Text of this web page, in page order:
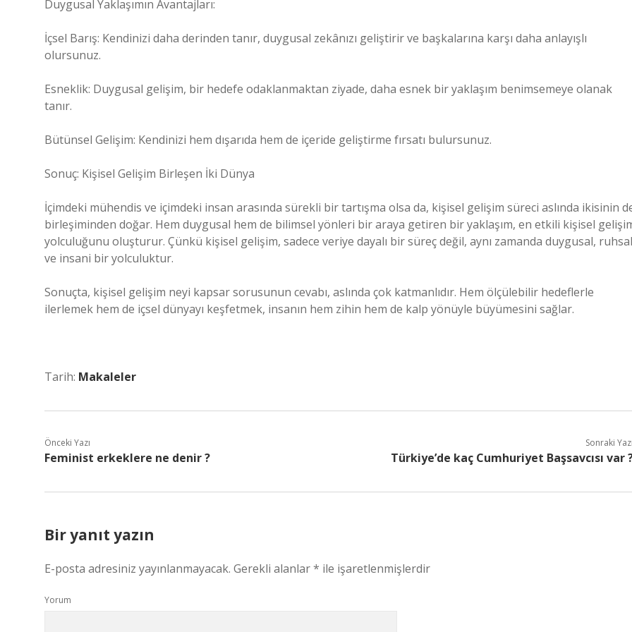
Duygusal Yaklaşımın Avantajları:
İçsel Barış: Kendinizi daha derinden tanır, duygusal zekânızı geliştirir ve başkalarına karşı daha anlayışlı
olursunuz.
Esneklik: Duygusal gelişim, bir hedefe odaklanmaktan ziyade, daha esnek bir yaklaşım benimsemeye olanak
tanır.
Bütünsel Gelişim: Kendinizi hem dışarıda hem de içeride geliştirme fırsatı bulursunuz.
Sonuç: Kişisel Gelişim Birleşen İki Dünya
İçimdeki mühendis ve içimdeki insan arasında sürekli bir tartışma olsa da, kişisel gelişim süreci aslında ikisinin
birleşiminden doğar. Hem duygusal hem de bilimsel yönleri bir araya getiren bir yaklaşım, en etkili kişisel
yolculuğunu oluşturur. Çünkü kişisel gelişim, sadece veriye dayalı bir süreç değil, aynı zamanda duygusal, ruhsal
ve insani bir yolculuktur.
Sonuçta, kişisel gelişim neyi kapsar sorusunun cevabı, aslında çok katmanlıdır. Hem ölçülebilir hedeflerle
ilerlemek hem de içsel dünyayı keşfetmek, insanın hem zihin hem de kalp yönüyle büyümesini sağlar.
Tarih: Makaleler
Önceki Yazı
Feminist erkeklere ne denir ?
Sonraki Yazı
Türkiye’de kaç Cumhuriyet Başsavcısı var
Bir yanıt yazın
E-posta adresiniz yayınlanmayacak. Gerekli alanlar* ile işaretlenmişlerdir
Yorum